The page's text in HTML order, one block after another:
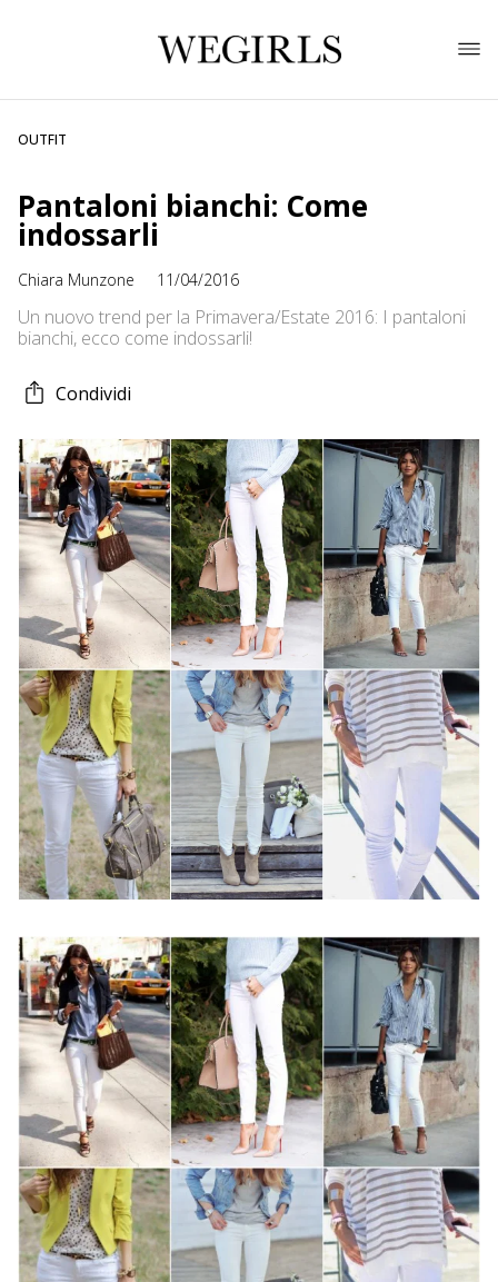
OUTFIT
Pantaloni bianchi: Come
indossarli
Chiara Munzone 11/04/2016
Un nuovo trend per la Primavera/Estate 2016: I pantaloni
bianchi, ecco come indossarli!
Condividi